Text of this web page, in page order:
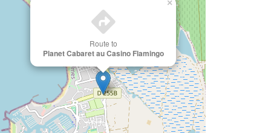
Route to
Planet Cabaret au Casino Flamingo
×